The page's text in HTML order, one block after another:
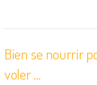
Bien se nourrir
voler ...